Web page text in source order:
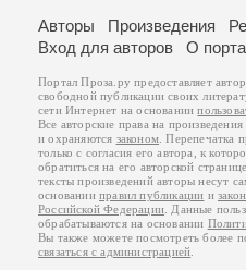
Авторы Произведения
Вход для авторов
О
Портал Проза.ру предоставляет
свободной публикации своих
сети Интернет на основании
Все авторские права на
и охраняются законом . Перепечатка
только с согласия его автора, к
обратиться на его авторской
тексты произведений авторы несут
основанииправил публикации и
Российской Федерации . Данные
обрабатываются на основании
Вы также можете посмотреть более
связаться с администрацией